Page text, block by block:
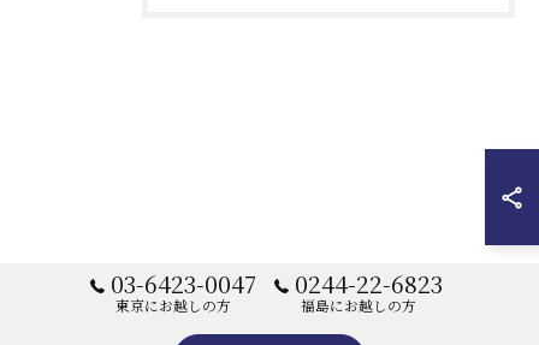
03-6423-0047
東京にお越しの方
0244-22-6823
福島にお越しの方